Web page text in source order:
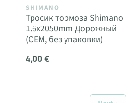
SHIMANO
Тросик тормоза Shimano
1.6x2050mm Дорожный
(OEM, без упаковки)
4,00 €